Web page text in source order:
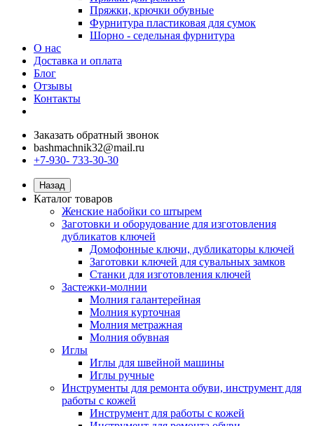
Пряжки, крючки обувные
Фурнитура пластиковая для сумок
Шорно - седельная фурнитура
О нас
Доставка и оплата
Блог
Отзывы
Контакты
Заказать обратный звонок
bashmachnik32@mail.ru
+7-930- 733-30-30
Назад
Каталог товаров
Женские набойки со штырем
Заготовки и оборудование для изготовления
дубликатов ключей
Домофонные ключи, дубликаторы ключей
Заготовки ключей для сувальных замков
Станки для изготовления ключей
Застежки-молнии
Молния галантерейная
Молния курточная
Молния метражная
Молния обувная
Иглы
Иглы для швейной машины
Иглы ручные
Инструменты для ремонта обуви, инструмент для
работы с кожей
Инструмент для работы с кожей